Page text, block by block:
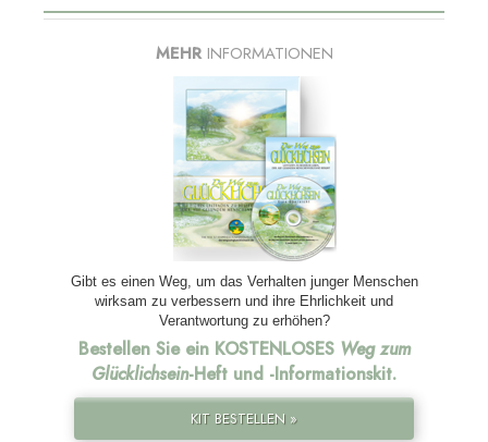
MEHR INFORMATIONEN
Gibt es einen Weg, um das Verhalten junger Menschen
wirksam zu verbessern und ihre Ehrlichkeit und
Verantwortung zu erhöhen?
Bestellen Sie ein KOSTENLOSES Weg zum
Glücklichsein-Heft und -Informationskit.
KIT BESTELLEN »